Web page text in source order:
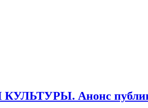
Анонс